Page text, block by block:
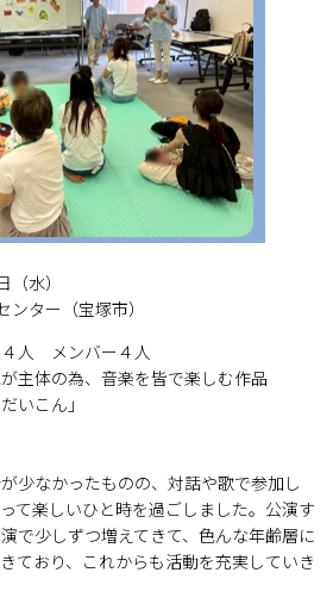
水）
ター（宝塚市）
人 メンバー４人
体の為、音楽を皆で楽しむ作品
いこん」
少なかったものの、対話や歌で参加し
て楽しいひと時を過ごしました。公演す
で少しずつ増えてきて、色んな年齢層に
ており、これからも活動を充実していき